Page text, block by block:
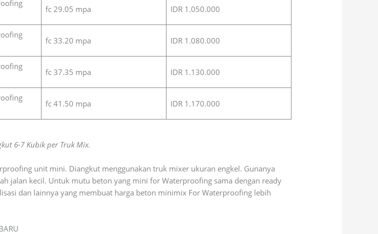
fc 29.05 mpa IDR 1.050.000
fc 33.20 mpa IDR 1.080.000
fc 37.35 mpa IDR 1.130.000
fc 41.50 mpa IDR 1.170.000
6-7 Kubik per Truk Mix.
unit mini. Diangkut menggunakan truk mixer ukuran engkel. Gunanya
jalan kecil. Untuk mutu beton yang mini for Waterproofing sama dengan ready
dan lainnya yang membuat harga beton minimix For Waterproofing lebih